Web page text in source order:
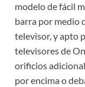
modelo de fácil
barra por medio
televisor, y apto
televisores de
orificios
por encima o